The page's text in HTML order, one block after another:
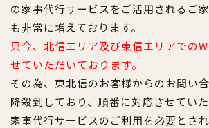
の家事代行サービスをご活用されるご
も非常に増えております。
只今、北信エリア及び東信エリアでの
せていただいております。
その為、東北信のお客様からのお問い
降殺到しており、順番に対応させていた
家事代行サービスのご利用を必要とさ